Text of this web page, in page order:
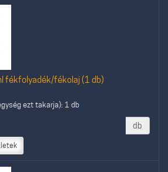
fékfolyadék/fékolaj (1 db)
ezt takarja): 1 db
db